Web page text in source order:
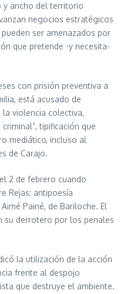
y ancho del territorio
negocios estratégicos
ser amenazados por
que pretende -y necesita-
con prisión preventiva a
está acusado de
la violencia colectiva,
tipificación que
mediático, incluso al
de Carajo.
2 de febrero cuando
Rejas: antipoesía
Painé, de Bariloche. El
su derrotero por los penales
la utilización de la acción
frente al despojo
que destruye el ambiente.